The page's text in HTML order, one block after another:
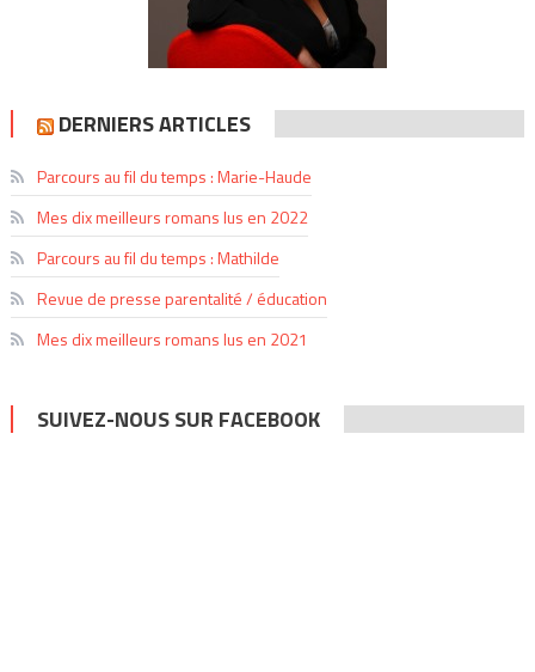
DERNIERS ARTICLES
Parcours au fil du temps : Marie-Haude
Mes dix meilleurs romans lus en 2022
Parcours au fil du temps : Mathilde
Revue de presse parentalité / éducation
Mes dix meilleurs romans lus en 2021
SUIVEZ-NOUS SUR FACEBOOK